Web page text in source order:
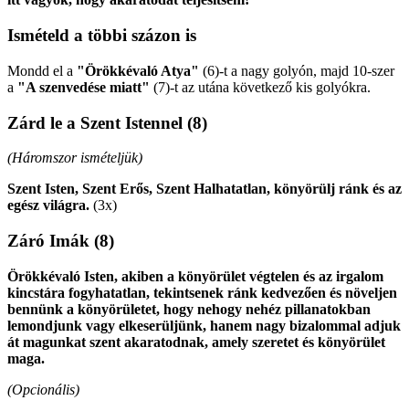
Ismételd a többi százon is
Mondd el a "Örökkévaló Atya" (6)-t a nagy golyón, majd 10-szer
a "A szenvedése miatt" (7)-t az utána következő kis golyókra.
Zárd le a Szent Istennel (8)
(Háromszor ismételjük)
Szent Isten, Szent Erős, Szent Halhatatlan, könyörülj ránk és az
egész világra. (3x)
Záró Imák (8)
Örökkévaló Isten, akiben a könyörület végtelen és az irgalom
kincstára fogyhatatlan, tekintsenek ránk kedvezően és növeljen
bennünk a könyörületet, hogy nehogy nehéz pillanatokban
lemondjunk vagy elkeserüljünk, hanem nagy bizalommal adjuk
át magunkat szent akaratodnak, amely szeretet és könyörület
maga.
(Opcionális)